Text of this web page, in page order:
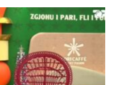
sërish këngë të reja
fjalë për “Tattoo”